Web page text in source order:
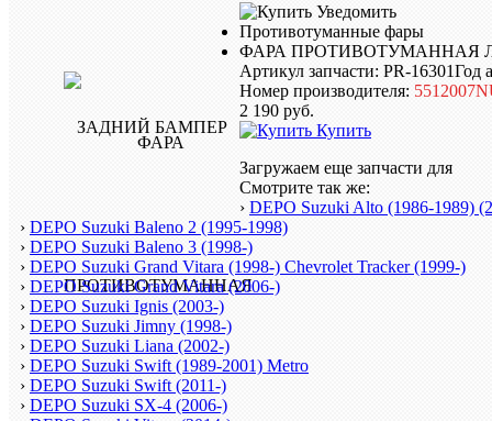
Уведомить
Противотуманные фары
ФАРА ПРОТИВОТУМАННАЯ
Артикул запчасти: PR-16301Год
Номер производителя:
2 190 руб.
Купить
Загружаем еще запчасти для
Смотрите так же:
› DEPO Suzuki Alto (1986-1989)
› DEPO Suzuki Baleno 2 (1995-1998)
› DEPO Suzuki Baleno 3 (1998-)
› DEPO Suzuki Grand Vitara (1998-) Chevrolet Tracker (1999-)
› DEPO Suzuki Grand Vitara (2006-)
› DEPO Suzuki Ignis (2003-)
› DEPO Suzuki Jimny (1998-)
› DEPO Suzuki Liana (2002-)
› DEPO Suzuki Swift (1989-2001) Metro
› DEPO Suzuki Swift (2011-)
› DEPO Suzuki SX-4 (2006-)